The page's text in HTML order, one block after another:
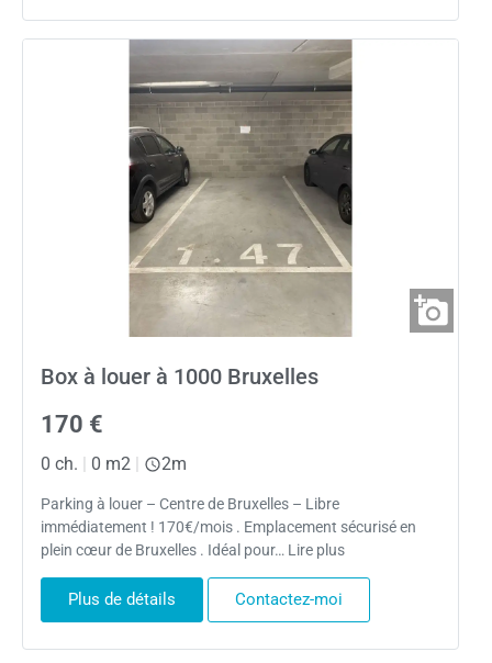
Box à louer à 1000 Bruxelles
170 €
0 ch. | 0 m2 | 2m
Parking à louer – Centre de Bruxelles – Libre
immédiatement ! 170€/mois . Emplacement sécurisé en
plein cœur de Bruxelles . Idéal pour… Lire plus
Plus de détails Contactez-moi